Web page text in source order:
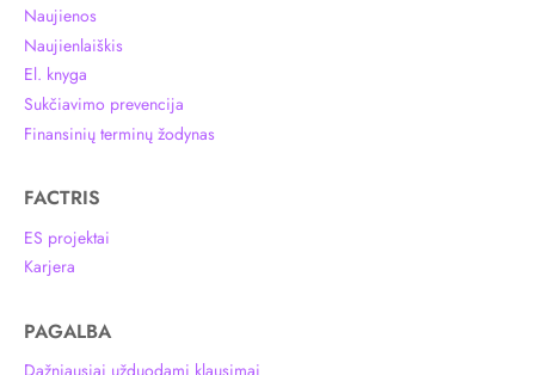
Naujienos
Naujienlaiškis
El. knyga
Sukčiavimo prevencija
Finansinių terminų žodynas
FACTRIS
ES projektai
Karjera
PAGALBA